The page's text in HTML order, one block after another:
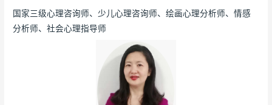
国家三级心理咨询师、少儿心理咨询师、绘画心理分析师、情感
分析师、社会心理指导师